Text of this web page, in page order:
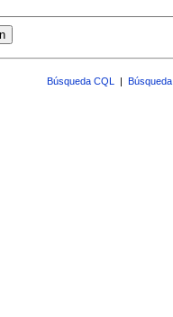
Búsqueda CQL |